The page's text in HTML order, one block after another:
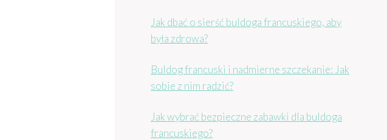
Jak dbać o sierść buldoga francuskiego, aby
była zdrowa?
Buldog francuski i nadmierne szczekanie: Jak
sobie z nim radzić?
Jak wybrać bezpieczne zabawki dla buldoga
francuskiego?